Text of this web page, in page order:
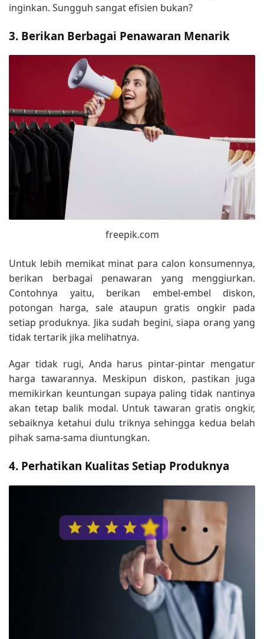
inginkan. Sungguh sangat efisien bukan?
3. Berikan Berbagai Penawaran Menarik
freepik.com
Untuk lebih memikat minat para calon konsumennya,
berikan berbagai penawaran yang menggiurkan.
Contohnya yaitu, berikan embel-embel diskon,
potongan harga, sale ataupun gratis ongkir pada
setiap produknya. Jika sudah begini, siapa orang yang
tidak tertarik jika melihatnya.
Agar tidak rugi, Anda harus pintar-pintar mengatur
harga tawarannya. Meskipun diskon, pastikan juga
memikirkan keuntungan supaya paling tidak nantinya
akan tetap balik modal. Untuk tawaran gratis ongkir,
sebaiknya ketahui dulu triknya sehingga kedua belah
pihak sama-sama diuntungkan.
4. Perhatikan Kualitas Setiap Produknya